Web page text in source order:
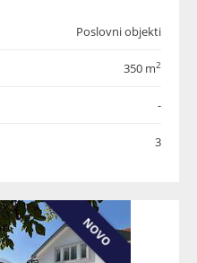
Poslovni objekti
350 m2
-
3
NOVO